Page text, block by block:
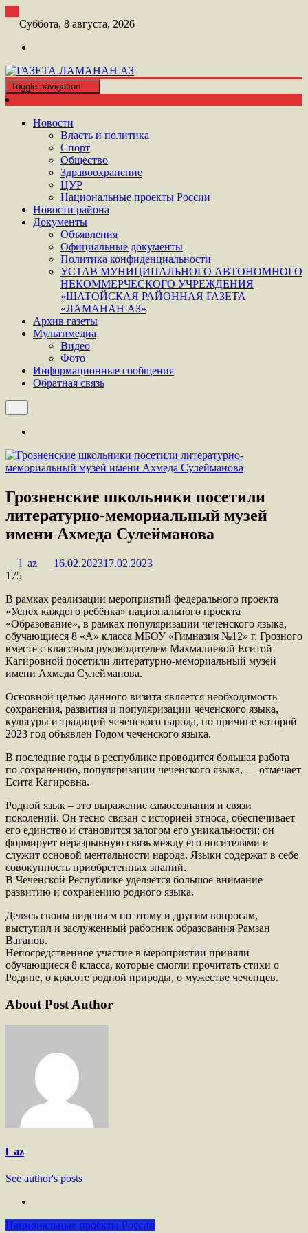
Суббота, 8 августа, 2026
ГАЗЕТА ЛАМАНАН АЗ
ШАТОЙСКАЯ ГАЗЕТА ЛАМАНАН АЗ
Toggle navigation
Новости
Власть и политика
Спорт
Общество
Здравоохранение
ЦУР
Национальные проекты России
Новости района
Документы
Объявления
Официальные документы
Политика конфиденциальности
УСТАВ МУНИЦИПАЛЬНОГО АВТОНОМНОГО
НЕКОММЕРЧЕСКОГО УЧРЕЖДЕНИЯ
«ШАТОЙСКАЯ РАЙОННАЯ ГАЗЕТА
«ЛАМАНАН АЗ»
Архив газеты
Мультимедиа
Видео
Фото
Информационные сообщения
Обратная связь
Грозненские школьники посетили
литературно-мемориальный музей
имени Ахмеда Сулейманова
l_az 16.02.202317.02.2023
175
В рамках реализации мероприятий федерального проекта
«Успех каждого ребёнка» национального проекта
«Образование», в рамках популяризации чеченского языка,
обучающиеся 8 «А» класса МБОУ «Гимназия №12» г. Грозного
вместе с классным руководителем Махмалиевой Еситой
Кагировной посетили литературно-мемориальный музей
имени Ахмеда Сулейманова.
Основной целью данного визита является необходимость
сохранения, развития и популяризации чеченского языка,
культуры и традиций чеченского народа, по причине которой
2023 год объявлен Годом чеченского языка.
В последние годы в республике проводится большая работа
по сохранению, популяризации чеченского языка, — отмечает
Есита Кагировна.
Родной язык – это выражение самосознания и связи
поколений. Он тесно связан с историей этноса, обеспечивает
его единство и становится залогом его уникальности; он
формирует неразрывную связь между его носителями и
служит основой ментальности народа. Языки содержат в себе
совокупность приобретенных знаний.
В Чеченской Республике уделяется большое внимание
развитию и сохранению родного языка.
Делясь своим виденьем по этому и другим вопросам,
выступил и заслуженный работник образования Рамзан
Вагапов.
Непосредственное участие в мероприятии приняли
обучающиеся 8 класса, которые смогли прочитать стихи о
Родине, о красоте родной природы, о мужестве чеченцев.
About Post Author
l_az
See author's posts
Национальные проекты России